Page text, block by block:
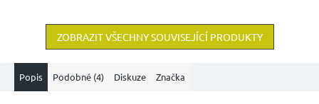
ZOBRAZIT VŠECHNY SOUVISEJÍCÍ PRODUKTY
Popis Podobné (4) Diskuze Značka